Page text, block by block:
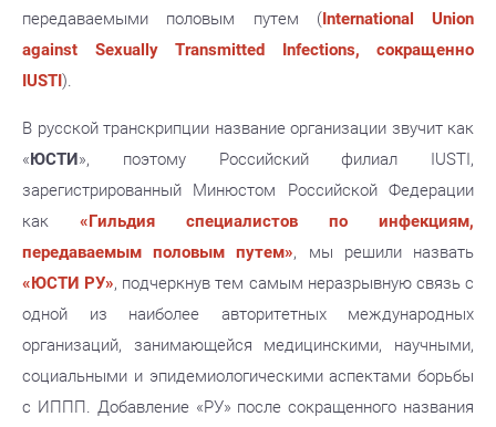
передаваемыми половым путем ( International Union
against Sexually Transmitted Infections, сокращенно
IUSTI ).
В русской транскрипции название организации звучит как
« ЮСТИ », поэтому Российский филиал IUSTI,
зарегистрированный Минюстом Российской Федерации
как «Гильдия специалистов по инфекциям,
передаваемым половым путем», мы решили назвать
«ЮСТИ РУ», подчеркнув тем самым неразрывную связь с
одной из наиболее авторитетных международных
организаций, занимающейся медицинскими, научными,
социальными и эпидемиологическими аспектами борьбы
с ИППП. Добавление «РУ» после сокращенного названия